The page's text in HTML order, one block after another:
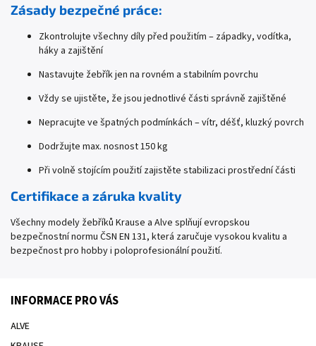
Zásady bezpečné práce:
Zkontrolujte všechny díly před použitím – západky, vodítka,
háky a zajištění
Nastavujte žebřík jen na rovném a stabilním povrchu
Vždy se ujistěte, že jsou jednotlivé části správně zajištěné
Nepracujte ve špatných podmínkách – vítr, déšť, kluzký povrch
Dodržujte max. nosnost 150 kg
Při volně stojícím použití zajistěte stabilizaci prostřední části
Certifikace a záruka kvality
Všechny modely žebříků Krause a Alve splňují evropskou
bezpečnostní normu ČSN EN 131, která zaručuje vysokou kvalitu a
bezpečnost pro hobby i poloprofesionální použití.
INFORMACE PRO VÁS
ALVE